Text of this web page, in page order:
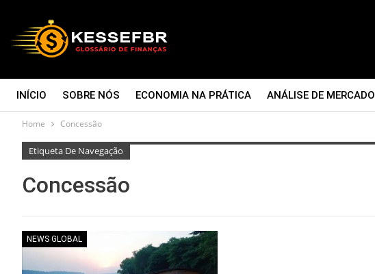
INÍCIO SOBRE NÓS ECONOMIA NA PRÁTICA ANÁLISE DE MERCADO
CONTATO
Home Concessão
Etiqueta De Navegação
Concessão
NEWS GLOBAL